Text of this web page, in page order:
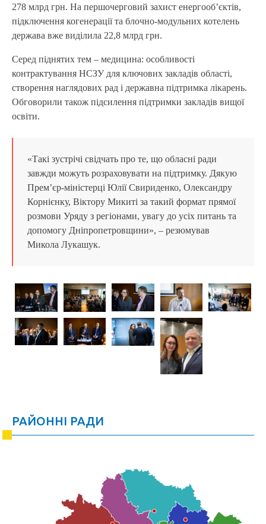
278 млрд грн. На першочерговий захист енергооб’єктів,
підключення когенерації та блочно-модульних котелень
держава вже виділила 22,8 млрд грн.
Серед піднятих тем – медицина: особливості
контрактування НСЗУ для ключових закладів області,
створення наглядових рад і державна підтримка лікарень.
Обговорили також підсилення підтримки закладів вищої
освіти.
«Такі зустрічі свідчать про те, що обласні ради
завжди можуть розраховувати на підтримку. Дякую
Прем’єр-міністерці Юлії Свириденко, Олександру
Корнієнку, Віктору Микиті за такий формат прямої
розмови Уряду з регіонами, увагу до усіх питань та
допомогу Дніпропетровщини», – резюмував
Микола Лукашук.
РАЙОННІ РАДИ